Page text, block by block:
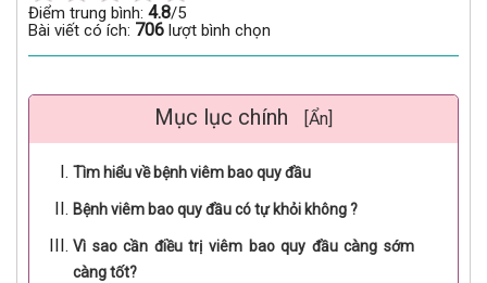
Điểm trung bình: 4.8/5
Bài viết có ích: 706 lượt bình chọn
Mục lục chính [Ẩn]
Tìm hiểu về bệnh viêm bao quy đầu
Bệnh viêm bao quy đầu có tự khỏi không ?
Vì sao cần điều trị viêm bao quy đầu càng sớm
càng tốt?